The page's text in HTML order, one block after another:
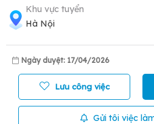
Khu vực tuyển
Hà Nội
Ngày duyệt: 17/04/2026
Lưu công việc
Gửi tôi việc